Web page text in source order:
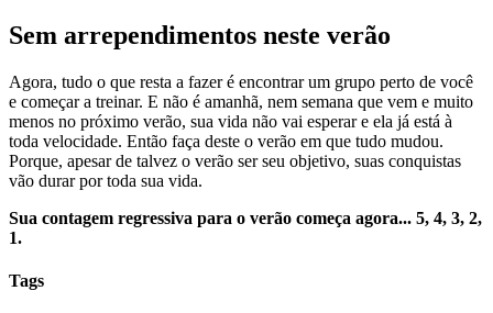
Sem arrependimentos neste verão
Agora, tudo o que resta a fazer é encontrar um grupo perto de você
e começar a treinar. E não é amanhã, nem semana que vem e muito
menos no próximo verão, sua vida não vai esperar e ela já está à
toda velocidade. Então faça deste o verão em que tudo mudou.
Porque, apesar de talvez o verão ser seu objetivo, suas conquistas
vão durar por toda sua vida.
Sua contagem regressiva para o verão começa agora... 5, 4, 3, 2,
1.
Tags